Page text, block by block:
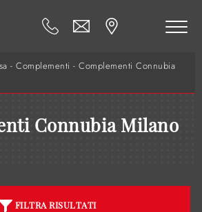
- Complementi - Complementi Connubia
Connubia Milano
FILTRA RISULTATI